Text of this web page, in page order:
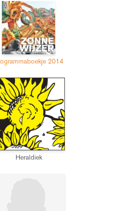
2014
Heraldiek